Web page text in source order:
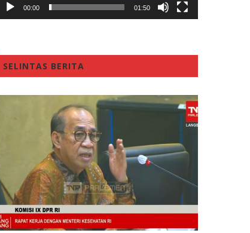
00:00 01:50
SELINTAS BERITA